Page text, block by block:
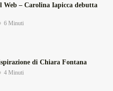
Web – Carolina Iapicca debutta
6 Minuti
di Chiara Fontana
4 Minuti